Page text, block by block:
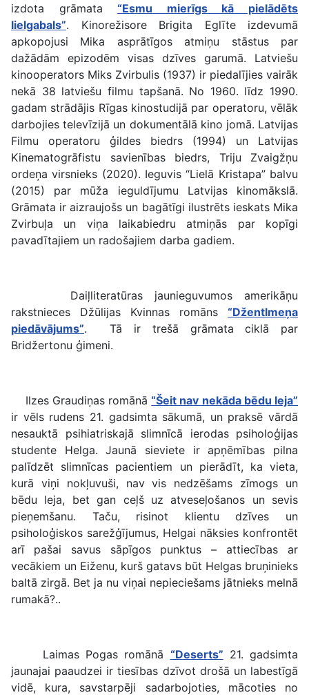
izdota grāmata“Esmu mierīgs kā pielādēts
lielgabals”. Kinorežisore Brigita Eglīte izdevumā
apkopojusi Mika asprātīgos atmiņu stāstus par
dažādām epizodēm visas dzīves garumā. Latviešu
kinooperators Miks Zvirbulis (1937) ir piedalījies vairāk
nekā 38 latviešu filmu tapšanā. No 1960. līdz 1990.
gadam strādājis Rīgas kinostudijā par operatoru, vēlāk
darbojies televīzijā un dokumentālā kino jomā. Latvijas
Filmu operatoru ģildes biedrs (1994) un Latvijas
Kinematogrāfistu savienības biedrs, Triju Zvaigžņu
ordeņa virsnieks (2020). Ieguvis “Lielā Kristapa” balvu
(2015) par mūža ieguldījumu Latvijas kinomākslā.
Grāmata ir aizraujošs un bagātīgi ilustrēts ieskats Mika
Zvirbuļa un viņa laikabiedru atmiņās par kopīgi
pavadītajiem un radošajiem darba gadiem.
Daiļliteratūras jaunieguvumos amerikāņu
rakstnieces Džūlijas Kvinnas romāns “Džentlmeņa
piedāvājums”. Tā ir trešā grāmata ciklā par
Bridžertonu ģimeni.
Ilzes Graudiņas romānā“Šeit nav nekāda bēdu leja”
ir vēls rudens 21. gadsimta sākumā, un praksē vārdā
nesauktā psihiatriskajā slimnīcā ierodas psiholoģijas
studente Helga. Jaunā sieviete ir apņēmības pilna
palīdzēt slimnīcas pacientiem un pierādīt, ka vieta,
kurā viņi nokļuvuši, nav vis nedzēšams zīmogs un
bēdu leja, bet gan ceļš uz atveseļošanos un sevis
pieņemšanu. Taču, risinot klientu dzīves un
psiholoģiskos sarežģījumus, Helgai nāksies konfrontēt
arī pašai savus sāpīgos punktus – attiecības ar
vecākiem un Eiženu, kurš gatavs būt Helgas bruņinieks
baltā zirgā. Bet ja nu viņai nepieciešams jātnieks melnā
rumakā?..
Laimas Pogas romānā “Deserts” 21. gadsimta
jaunajai paaudzei ir tiesības dzīvot drošā un labestīgā
vidē, kura, savstarpēji sadarbojoties, mācoties no